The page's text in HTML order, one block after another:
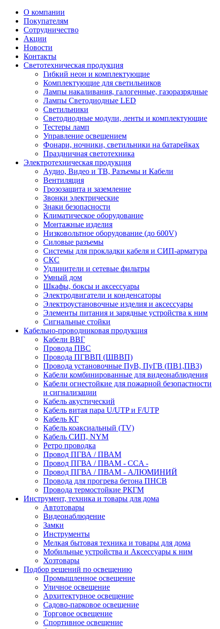
О компании
Покупателям
Сотрудничество
Акции
Новости
Контакты
Светотехническая продукция
Гибкий неон и комплектующие
Комплектующие для светильников
Лампы накаливания, галогенные, газоразрядные
Лампы Светодиодные LED
Светильники
Светодиодные модули, ленты и комплектующие
Тестеры ламп
Управление освещением
Фонари, ночники, светильники на батарейках
Праздничная светотехника
Электротехническая продукция
Аудио, Видео и ТВ, Разъемы и Кабели
Вентиляция
Грозозащита и заземление
Звонки электрические
Знаки безопасности
Климатическое оборудование
Монтажные изделия
Низковольтное оборудование (до 600V)
Силовые разъемы
Системы для прокладки кабеля и СИП-арматура
СКС
Удлинители и сетевые фильтры
Умный дом
Шкафы, боксы и аксессуары
Электродвигатели и конденсаторы
Электроустановочные изделия и аксессуары
Элементы питания и зарядные устройства к ним
Сигнальные стойки
Кабельно-проводниковая продукция
Кабели ВВГ
Провода ПВС
Провода ПГВВП (ШВВП)
Провода установочные ПуВ, ПуГВ (ПВ1,ПВ3)
Кабели комбинированные для видеонаблюдения
Кабели огнестойкие для пожарной безопастности
и сигнализации
Кабель акустический
Кабель витая пара U/UTP и F/UTP
Кабель КГ
Кабель коаксиальный (TV)
Кабель СИП, NYM
Ретро проводка
Провод ПГВА / ПВАМ
Провод ПГВА / ПВАМ - CCA -
Провод ПГВА / ПВАМ - АЛЮМИНИЙ
Провода для прогрева бетона ПНСВ
Провода термостойкие РКГМ
Инструмент, техника и товары для дома
Автотовары
Видеонаблюдение
Замки
Инструменты
Мелкая бытовая техника и товары для дома
Мобильные устройства и Аксессуары к ним
Хозтовары
Подбор решений по освещению
Промышленное освещение
Уличное освещение
Архитектурное освещение
Садово-парковое освещение
Торговое освещение
Спортивное освещение